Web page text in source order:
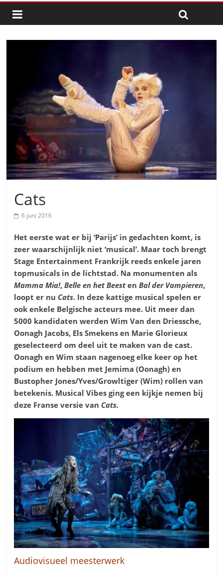
Cats
6 juni 2016
Het eerste wat er bij ‘Parijs’ in gedachten komt, is
zeer waarschijnlijk niet ‘musical’. Maar toch brengt
Stage Entertainment Frankrijk reeds enkele jaren
topmusicals in de lichtstad. Na monumenten als
Mamma Mia!,Belle en het BeestenBal der Vampieren,
loopt er nu Cats. In deze kattige musical spelen er
ook enkele Belgische acteurs mee. Uit meer dan
5000 kandidaten werden Wim Van den Driessche,
Oonagh Jacobs, Els Smekens en Marie Glorieux
geselecteerd om deel uit te maken van de cast.
Oonagh en Wim staan nagenoeg elke keer op het
podium en hebben met Jemima (Oonagh) en
Bustopher Jones/Yves/Growltiger (Wim) rollen van
betekenis. Musical Vibes ging een kijkje nemen bij
deze Franse versie van Cats.
Audiovisueel meesterwerk